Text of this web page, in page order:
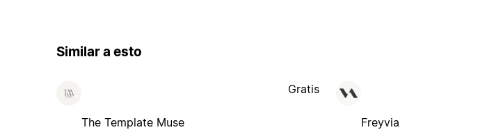
Similar a esto
The Template Muse
Gratis
Freyvia